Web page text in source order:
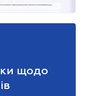
щодо